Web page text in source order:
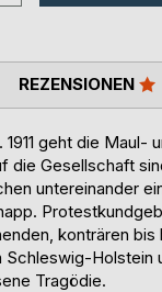
geht die Maul-
Gesellschaft
untereinander
konträren bis
Schleswig-
Tragödie.
REZENSIONEN